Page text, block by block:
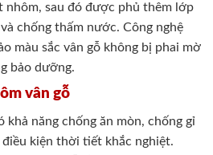
nhôm, sau đó được phủ thêm lớp
chống thấm nước. Công nghệ
màu sắc vân gỗ không bị phai mờ
bảo dưỡng.
vân gỗ
khả năng chống ăn mòn, chống gỉ
kiện thời tiết khắc nghiệt.